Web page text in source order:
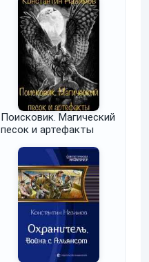
Поисковик. Магический
песок и артефакты